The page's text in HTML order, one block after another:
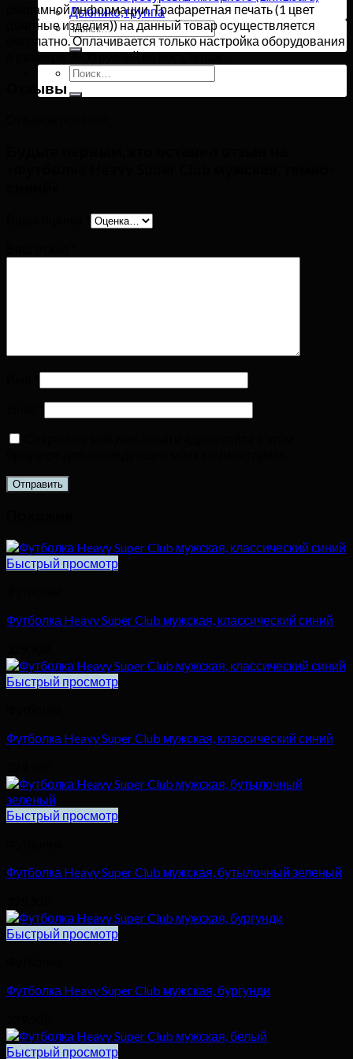
Дьюнико, группа
Искать:
Искать:
рекламной информации. Трафаретная печать (1 цвет
(цветные изделия)) на данный товар осуществляется
бесплатно. Оплачивается только настройка оборудования
в размере 3800 рублей на весь тираж.
Отзывы
Быстрый просмотр
Футболка Heavy Super Club мужская, классический синий
Быстрый просмотр
Футболка Heavy Super Club мужская, классический синий
Быстрый просмотр
Футболка Heavy Super Club мужская, бутылочный зеленый
Быстрый просмотр
Футболка Heavy Super Club мужская, бургунди
Быстрый просмотр